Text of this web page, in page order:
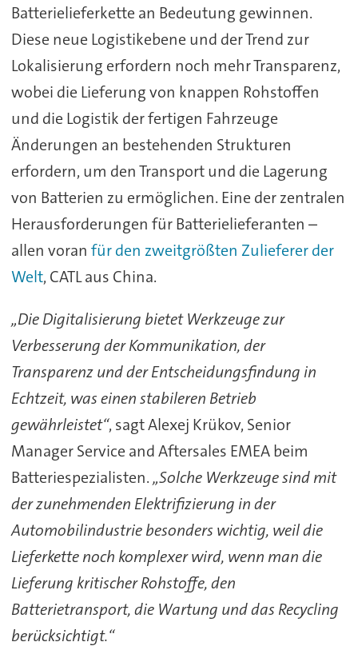
Batterielieferkette an Bedeutung gewinnen.
Diese neue Logistikebene und der Trend zur
Lokalisierung erfordern noch mehr Transparenz,
wobei die Lieferung von knappen Rohstoffen
und die Logistik der fertigen Fahrzeuge
Änderungen an bestehenden Strukturen
erfordern, um den Transport und die Lagerung
von Batterien zu ermöglichen. Eine der zentralen
Herausforderungen für Batterielieferanten –
allen voran für den zweitgrößten Zulieferer der
Welt, CATL aus China.
„Die Digitalisierung bietet Werkzeuge zur
Verbesserung der Kommunikation, der
Transparenz und der Entscheidungsfindung in
Echtzeit, was einen stabileren Betrieb
gewährleistet“, sagt Alexej Krükov, Senior
Manager Service and Aftersales EMEA beim
Batteriespezialisten.„Solche Werkzeuge sind mit
der zunehmenden Elektrifizierung in der
Automobilindustrie besonders wichtig, weil die
Lieferkette noch komplexer wird, wenn man die
Lieferung kritischer Rohstoffe, den
Batterietransport, die Wartung und das Recycling
berücksichtigt.“